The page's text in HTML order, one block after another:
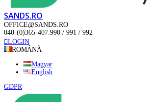
SANDS.RO
OFFICE@SANDS.RO
040-(0)365-407.990 / 991 / 992
LOGIN
ROMÂNĂ
Magyar
English
GDPR